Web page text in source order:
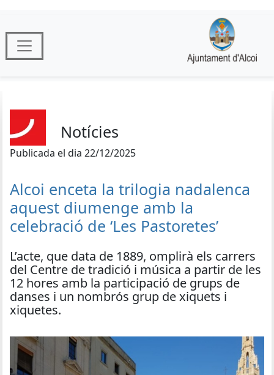
Notícies
Publicada el dia 22/12/2025
Alcoi enceta la trilogia nadalenca
aquest diumenge amb la
celebració de ‘Les Pastoretes’
L’acte, que data de 1889, omplirà els carrers
del Centre de tradició i música a partir de les
12 hores amb la participació de grups de
danses i un nombrós grup de xiquets i
xiquetes.